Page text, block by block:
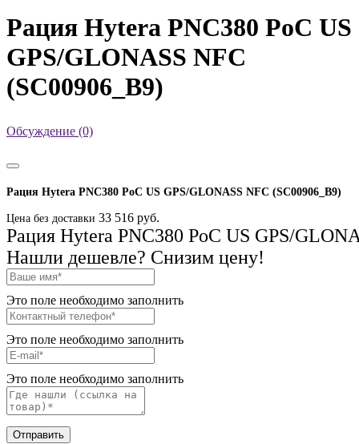
Рация Hytera PNC380 PoC US
GPS/GLONASS NFC
(SC00906_B9)
Обсуждение (0)
Рация Hytera PNC380 PoC US GPS/GLONASS NFC (SC00906_B9)
Цена без доставки 33 516 руб.
Рация Hytera PNC380 PoC US GPS/
Нашли дешевле? Снизим цену!
Это поле необходимо заполнить
Это поле необходимо заполнить
Это поле необходимо заполнить
Отправить